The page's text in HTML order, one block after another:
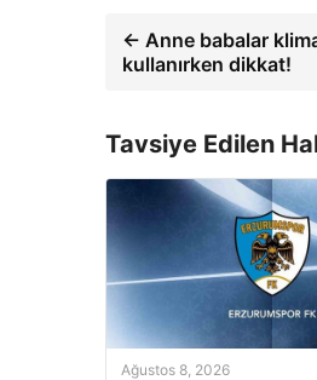
← Anne babalar
kullanırken dikkat!
Tavsiye Edilen
Ağustos 8, 2026